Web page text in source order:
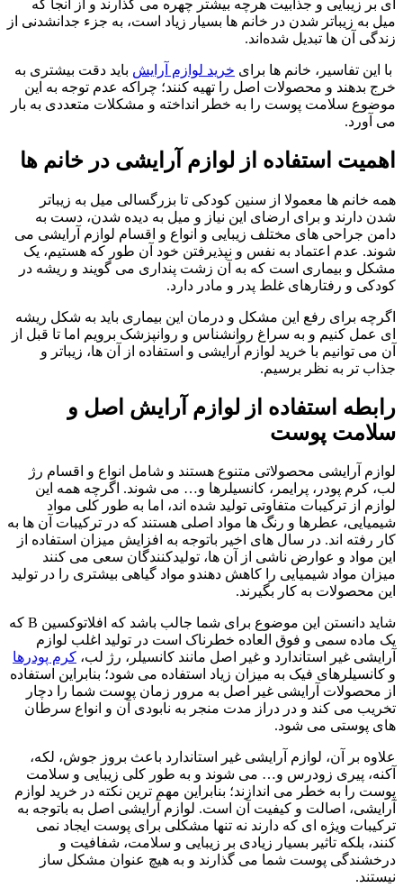
ای بر زیبایی و جذابیت هرچه بیشتر چهره می گذارند و از آنجا که
میل به زیباتر شدن در خانم ها بسیار زیاد است، به جزء جدانشدنی از
زندگی آن ها تبدیل شده‌اند.
با این تفاسیر، خانم ها برای خرید لوازم آرایش باید دقت بیشتری به
خرج بدهند و محصولات اصل را تهیه کنند؛ چراکه عدم توجه به این
موضوع سلامت پوست را به خطر انداخته و مشکلات متعددی به بار
می آورد.
اهمیت استفاده از لوازم آرایشی در خانم ها
همه خانم ها معمولا از سنین کودکی تا بزرگسالی میل به زیباتر
شدن دارند و برای ارضای این نیاز و میل به دیده شدن، دست به
دامن جراحی های مختلف زیبایی و انواع و اقسام لوازم آرایشی می
شوند. عدم اعتماد به نفس و نپذیرفتن خود آن طور که هستیم، یک
مشکل و بیماری است که به آن زشت پنداری می گویند و ریشه در
کودکی و رفتارهای غلط پدر و مادر دارد.
اگرچه برای رفع این مشکل و درمان این بیماری باید به شکل ریشه
ای عمل کنیم و به سراغ روانشناس و روانپزشک برویم اما تا قبل از
آن می توانیم با خرید لوازم آرایشی و استفاده از آن ها، زیباتر و
جذاب تر به نظر برسیم.
رابطه استفاده از لوازم آرایش اصل و
سلامت پوست
لوازم آرایشی محصولاتی متنوع هستند و شامل انواع و اقسام رژ
لب، کرم پودر، پرایمر، کانسیلرها و… می شوند. اگرچه همه این
لوازم از ترکیبات متفاوتی تولید شده اند، اما به طور کلی مواد
شیمیایی، عطرها و رنگ ها مواد اصلی هستند که در ترکیبات آن ها به
کار رفته اند. در سال های اخیر باتوجه به افزایش میزان استفاده از
این مواد و عوارض ناشی از آن ها، تولیدکنندگان سعی می کنند
میزان مواد شیمیایی را کاهش دهندو مواد گیاهی بیشتری را در تولید
این محصولات به کار بگیرند.
شاید دانستن این موضوع برای شما جالب باشد که افلاتوکسین B که
یک ماده سمی و فوق العاده خطرناک است در تولید اغلب لوازم
آرایشی غیر استاندارد و غیر اصل مانند کانسیلر، رژ لب، کرم پودرها
و کانسیلرهای فیک به میزان زیاد استفاده می شود؛ بنابراین استفاده
از محصولات آرایشی غیر اصل به مرور زمان پوست شما را دچار
تخریب می کند و در دراز مدت منجر به نابودی آن و انواع سرطان
های پوستی می شود.
علاوه بر آن، لوازم آرایشی غیر استاندارد باعث بروز جوش، لکه،
آکنه، پیری زودرس و… می شوند و به طور کلی زیبایی و سلامت
پوست را به خطر می اندازند؛ بنابراین مهم ترین نکته در خرید لوازم
آرایشی، اصالت و کیفیت آن است. لوازم آرایشی اصل به باتوجه به
ترکیبات ویژه ای که دارند نه تنها مشکلی برای پوست ایجاد نمی
کنند، بلکه تاثیر بسیار زیادی بر زیبایی و سلامت، شفافیت و
درخشندگی پوست شما می گذارند و به هیچ عنوان مشکل ساز
نیستند.